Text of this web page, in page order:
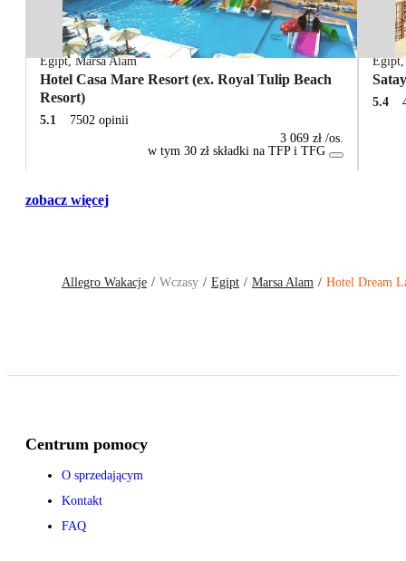
Egipt, Marsa Alam
Hotel Casa Mare Resort (ex. Royal Tulip Beach
Resort)
5.1
7502 opinii
3 069 zł /os.
w tym 30 zł składki na TFP i TFG
Egipt
5.4
zobacz więcej
Allegro Wakacje Wczasy Egipt Marsa Alam Hotel Dream
Centrum pomocy
O sprzedającym
Kontakt
FAQ